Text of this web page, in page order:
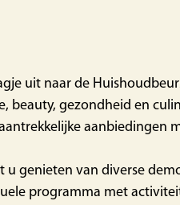
uit naar de
beauty, gezondheid en
aanbiedingen
u genieten van diverse
programma met